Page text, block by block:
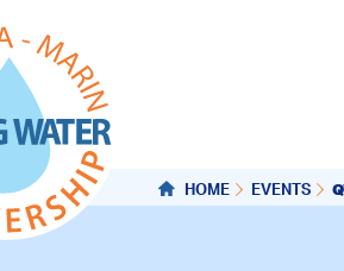
HOME EVENTS